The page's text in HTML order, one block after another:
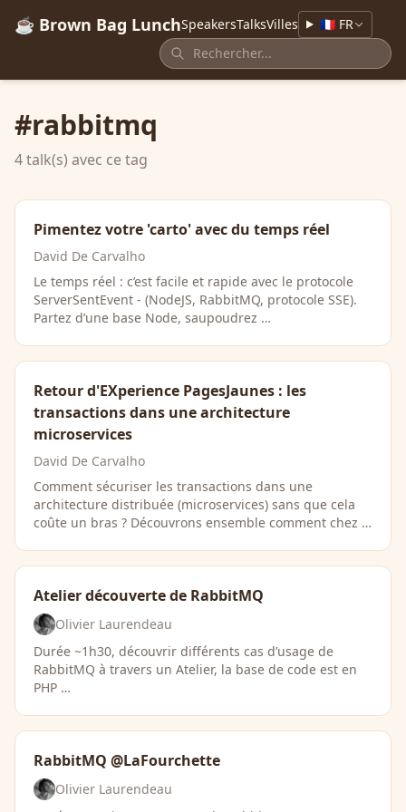
☕ Brown Bag LunchSpeakersTalksVilles 🇫🇷 FR
#rabbitmq
4 talk(s) avec ce tag
Pimentez votre 'carto' avec du temps réel
David De Carvalho
Le temps réel : c’est facile et rapide avec le protocole
ServerSentEvent - (NodeJS, RabbitMQ, protocole SSE).
Partez d’une base Node, saupoudrez …
Retour d'EXperience PagesJaunes : les
transactions dans une architecture
microservices
David De Carvalho
Comment sécuriser les transactions dans une
architecture distribuée (microservices) sans que cela
coûte un bras ? Découvrons ensemble comment chez …
Atelier découverte de RabbitMQ
Olivier Laurendeau
Durée ~1h30, découvrir différents cas d’usage de
RabbitMQ à travers un Atelier, la base de code est en
PHP …
RabbitMQ @LaFourchette
Olivier Laurendeau